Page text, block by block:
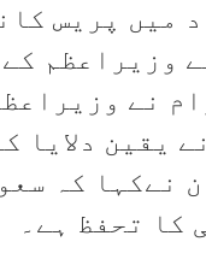
میں پریس
وزیراعظم
نے
یقین دلایا
نےکہا کہ
کا تحفظ ہے۔